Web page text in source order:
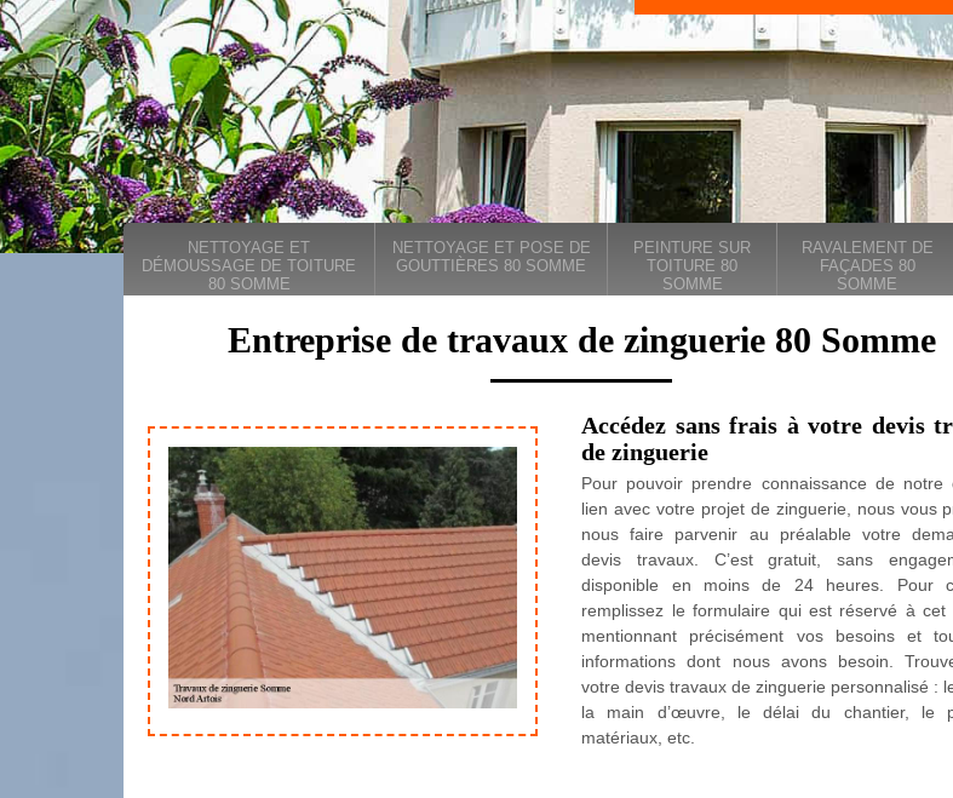
NETTOYAGE ET
DÉMOUSSAGE DE TOITURE
80 SOMME
NETTOYAGE ET POSE DE
GOUTTIÈRES 80 SOMME
PEINTURE SUR
TOITURE 80
SOMME
RAVALEMENT DE
FAÇADES 80
SOMME
Entreprise de travaux de zinguerie 80 Somme
Accédez sans frais à votre devis
de zinguerie
Pour pouvoir prendre connaissance de notre
lien avec votre projet de zinguerie, nous vous
nous faire parvenir au préalable votre
devis travaux. C’est gratuit, sans
disponible en moins de 24 heures. Pour
remplissez le formulaire qui est réservé à cet
mentionnant précisément vos besoins et
informations dont nous avons besoin.
votre devis travaux de zinguerie personnalisé :
la main d’œuvre, le délai du chantier, le
matériaux, etc.